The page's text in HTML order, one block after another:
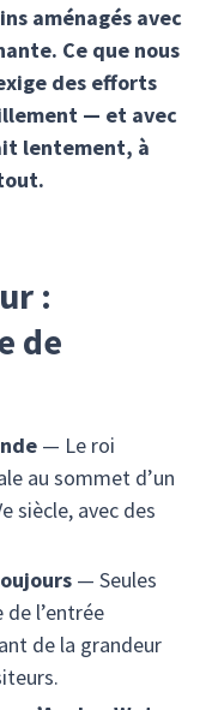
aménagés avec
Ce que nous
des efforts
— et avec
lentement, à
:
de
— Le roi
au sommet d’un
siècle, avec des
— Seules
l’entrée
de la grandeur